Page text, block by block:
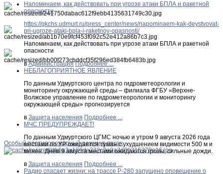
Особый противопожарный режим в лесах
Напоминаем, как действовать при угрозе атаки БПЛА и ракетной
опасности
https://gkchs.udmurt.ru/press_center/news/napominaem-kak-deystvovat-
pri-ugroze-ataki-bpla-i-raketnoy-opasnosti/
Напоминаем, как действовать при угрозе атаки БПЛА и ракетной
опасности
вАдминистрация Подробнее ...
НЕБЛАГОПРИЯТНОЕ ЯВЛЕНИЕ
По данным Удмуртского центра по гидрометеорологии и
мониторингу окружающей среды – филиала ФГБУ «Верхне-
Волжское управление по гидрометеорологии и мониторингу
окружающей среды» прогнозируется
в Защита населения Подробнее ...
МЧС ПРЕДУПРЕЖДАЕТ!
По данным Удмуртского ЦГМС ночью и утром 9 августа 2026 года
местами по УР ожидается туман с ухудшением видимости 500 м и
менее. Днем 9 августа местами ожидаются грозы, сильные дожди.
в Защита населения Подробнее ...
Радио спасает жизни: на трассе Р-280 запущено оповещение о